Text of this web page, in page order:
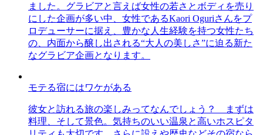
ました。グラビアと言えば女性の若さとボディを売り
にした企画が多い中、女性であるKaori Oguriさんをプ
ロデューサーに据え、豊かな人生経験を持つ女性たち
の、内面から醸し出される“大人の美しさ”に迫る新た
なグラビア企画となります。
モテる宿にはワケがある
彼女と訪れる旅の楽しみってなんでしょう？ まずは
料理、そして景色。気持ちのいい温泉と高いホスピタ